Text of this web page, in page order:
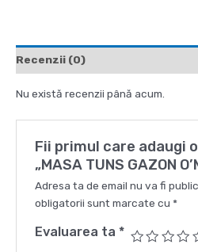
Recenzii (0)
Nu există recenzii până acum.
Fii primul care adaugi
„MASA TUNS GAZON
Adresa ta de email nu va fi
obligatorii sunt marcate cu *
Evaluarea ta *